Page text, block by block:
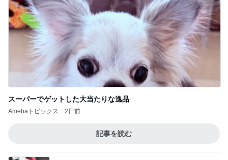
スーパーでゲットした大当たりな逸品
Amebaトピックス 2日前
記事を読む